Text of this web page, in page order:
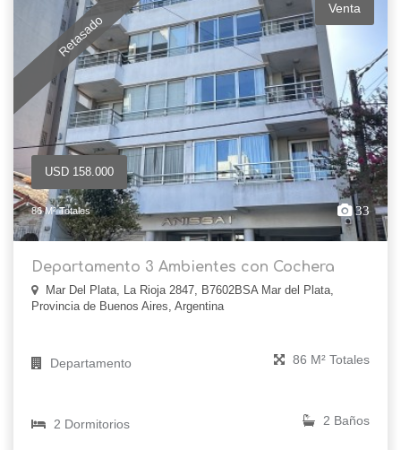
Retasado
Venta
USD 158.000
86 M² Totales 33
Departamento 3 Ambientes con Cochera
Mar Del Plata, La Rioja 2847, B7602BSA Mar del Plata,
Provincia de Buenos Aires, Argentina
Departamento 86 M² Totales
2 Dormitorios 2 Baños